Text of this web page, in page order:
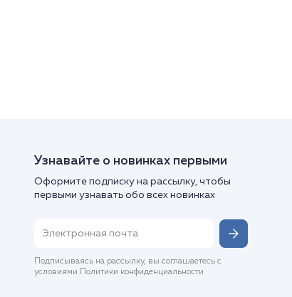
Узнавайте о новинках первыми
Оформите подписку на рассылку, чтобы
первыми узнавать обо всех новинках
Подписываясь на рассылку, вы соглашаетесь с
условиями Политики конфиденциальности